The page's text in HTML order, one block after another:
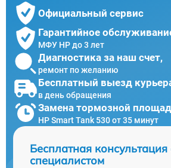
Официальный сервис
Гарантийное
МФУ HP до 3 лет
Диагностика за наш счет,
ремонт по желанию
Бесплатный выезд
в день обращения
Замена тормозной
HP Smart Tank 530 от 35 минут
Бесплатная консультация
специалистом